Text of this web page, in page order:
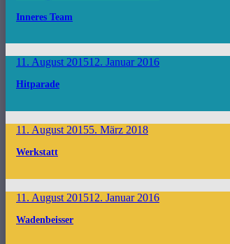
Inneres Team
11. August 201512. Januar 2016
Hitparade
11. August 20155. März 2018
Werkstatt
11. August 201512. Januar 2016
Wadenbeisser